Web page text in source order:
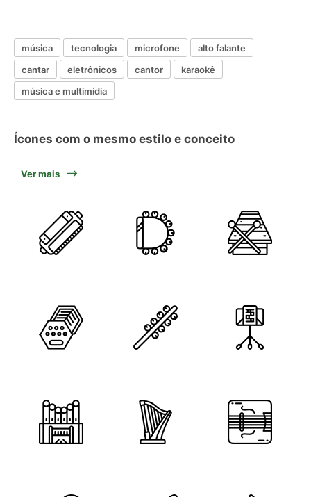
música tecnologia microfone
alto falante
cantar
eletrônicos cantor
karaokê
música e multimídia
Ícones com o mesmo estilo e conceito
Ver mais